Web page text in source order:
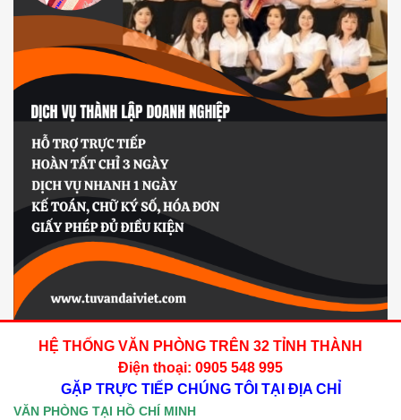
HỆ THỐNG VĂN PHÒNG TRÊN 32 TỈNH THÀNH
Điện thoại: 0905 548 995
GẶP TRỰC TIẾP CHÚNG TÔI TẠI ĐỊA CHỈ
VĂN PHÒNG TẠI HỒ CHÍ MINH